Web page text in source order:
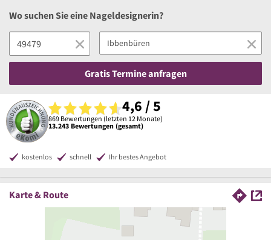
Wo suchen Sie eine Nageldesignerin?
Gratis Termine anfragen
4,6 / 5
869 Bewertungen (letzten 12 Monate)
13.243 Bewertungen (gesamt)
kostenlos schnell Ihr bestes Angebot
Karte & Route